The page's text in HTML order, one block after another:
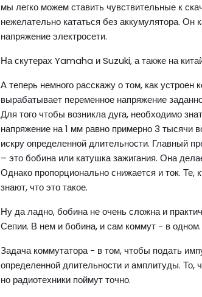
мы легко можем ставить чувствительные к
нежелательно кататься без аккумулятора. Он
напряжение электросети.
На скутерах Yamaha и Suzuki, а также на
А теперь немного расскажу о том, как
вырабатывает переменное напряжение
Для того чтобы возникла дуга, необходимо
напряжение на 1 мм равно примерно 3 тысячи
искру определенной длительности. Главный
– это бобина или катушка зажигания. Она
Однако пропорционально снижается и ток. Те,
знают, что это такое.
Ну да ладно, бобина не очень сложна и
Сепии. В нем и бобина, и сам коммут - в одном.
Задача коммутатора - в том, чтобы подать
определенной длительности и амплитуды. То,
но радиотехники поймут точно.